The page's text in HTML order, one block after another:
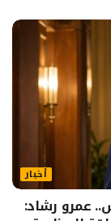
أخبار
عمرو رشاد: